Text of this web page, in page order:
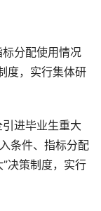
分配使用情况
度，实行集体研
进毕业生重大
条件、指标分配
决策制度，实行